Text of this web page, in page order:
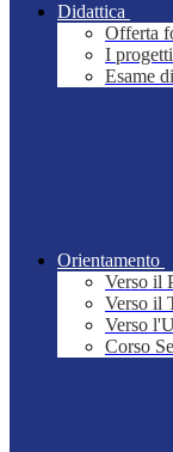
Didattica
Offerta
I
Esame
Orientamento
Verso il
Verso il
Verso
Corso